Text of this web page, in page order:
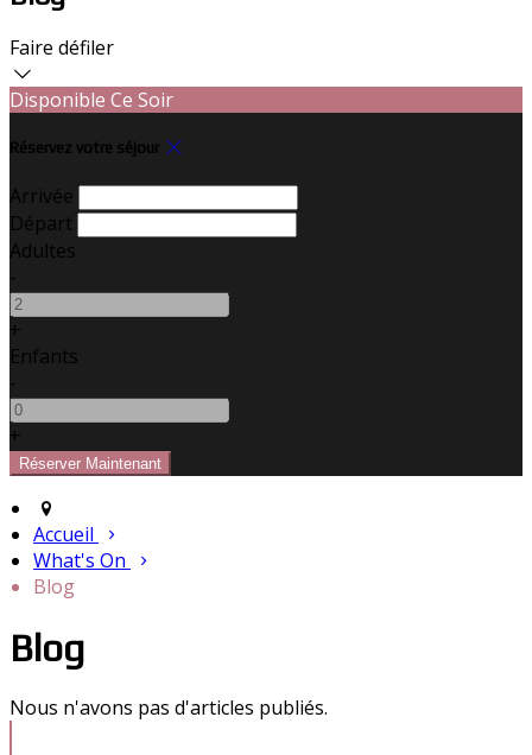
Faire défiler
Disponible Ce Soir
Réservez votre séjour
Arrivée
Départ
Adultes
-
+
Enfants
-
+
Accueil
What's On
Blog
Blog
Nous n'avons pas d'articles publiés.